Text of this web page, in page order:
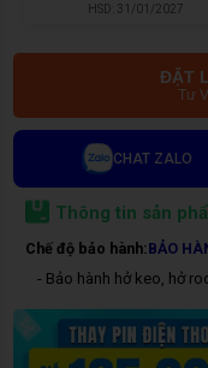
HSD:
31/01/2027
ĐẶT
Tư
CHAT ZALO
Thông tin sản
Chế độ bảo hành:BẢO
- Bảo hành hở keo, hở